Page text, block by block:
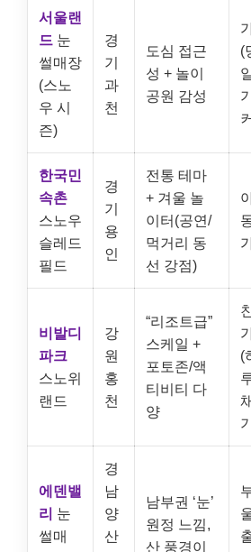
서울랜
드 눈
썰매장
(스노
우 시
즌)
경
기
과
천
도심 접근
성 + 놀이
공원 감성
(
한국민
속촌
스노우
슬레드
필드
경
기
용
인
전통 테마
+ 겨울 놀
이터(공연/
먹거리 동
선 강점)
비발디
파크
스노위
랜드
강
원
홍
천
“리조트급”
스케일 +
포토존/액
티비티 다
양
(
에덴밸
리 눈
썰매
경
남
양
산
남부권 ‘눈’
원정 느낌,
산 풍경이